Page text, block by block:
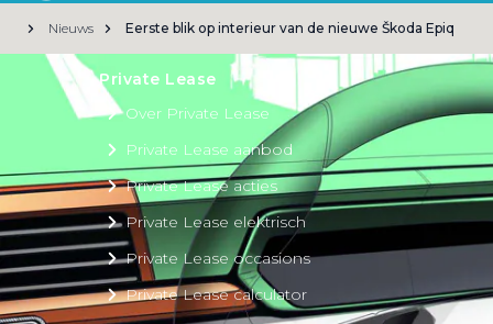
Private Lease
Over Private Lease
Private Lease aanbod
Private Lease acties
Private Lease elektrisch
Private Lease occasions
Private Lease calculator
Nieuws Eerste blik op interieur van de nieuwe Škoda Epiq